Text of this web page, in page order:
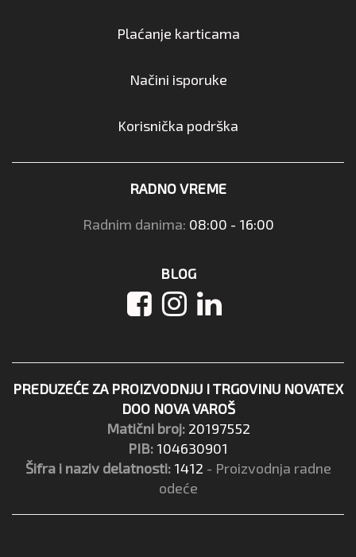
Plaćanje karticama
Načini isporuke
Korisnička podrška
RADNO VREME
Radnim danima: 08:00 - 16:00
BLOG
PREDUZEĆE ZA PROIZVODNJU I TRGOVINU NOVATEX
DOO NOVA VAROŠ
Matični broj: 20197552
PIB: 104630901
Šifra i naziv delatnosti: 1412 - Proizvodnja radne
odeće